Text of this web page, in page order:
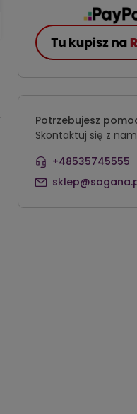
Potrzebujesz
Skontaktuj się z
+48535745555